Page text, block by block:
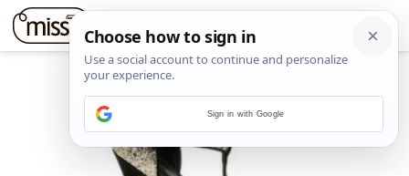
Sign in with Google